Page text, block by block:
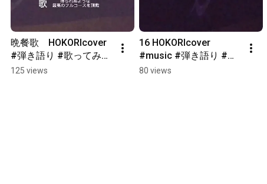
晩餐歌　HOKORIcover
#弾き語り #歌ってみた
#cover #ギター#晩餐
125 views
16 HOKORIcover
#music #弾き語り #弾
き語りカバー #弾き語
80 views